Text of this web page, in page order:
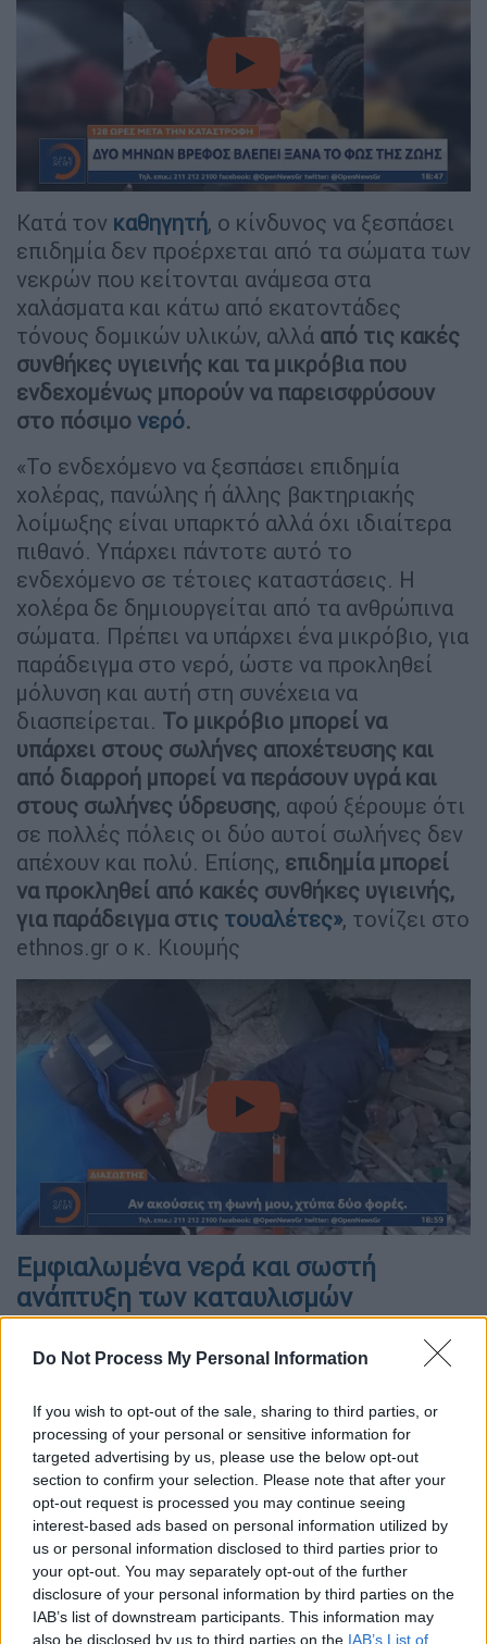
Do Not Process My Personal Information
If you wish to opt-out of the sale, sharing to third parties, or
processing of your personal or sensitive information for
targeted advertising by us, please use the below opt-out
section to confirm your selection. Please note that after your
opt-out request is processed you may continue seeing
interest-based ads based on personal information utilized by
us or personal information disclosed to third parties prior to
your opt-out. You may separately opt-out of the further
disclosure of your personal information by third parties on the
IAB’s list of downstream participants. This information may
also be disclosed by us to third parties on the IAB’s List of
video
Κατά τον καθηγητή, ο κίνδυνος να ξεσπάσει
επιδημία δεν προέρχεται από τα σώματα των
νεκρών που κείτονται ανάμεσα στα
χαλάσματα και κάτω από εκατοντάδες
τόνους δομικών υλικών, αλλά από τις κακές
συνθήκες υγιεινής και τα μικρόβια που
ενδεχομένως μπορούν να παρεισφρύσουν
στο πόσιμο νερό.
«Το ενδεχόμενο να ξεσπάσει επιδημία
χολέρας, πανώλης ή άλλης βακτηριακής
λοίμωξης είναι υπαρκτό αλλά όχι ιδιαίτερα
πιθανό. Υπάρχει πάντοτε αυτό το
ενδεχόμενο σε τέτοιες καταστάσεις. Η
χολέρα δε δημιουργείται από τα ανθρώπινα
σώματα. Πρέπει να υπάρχει ένα μικρόβιο, για
παράδειγμα στο νερό, ώστε να προκληθεί
μόλυνση και αυτή στη συνέχεια να
διασπείρεται. Το μικρόβιο μπορεί να
υπάρχει στους σωλήνες αποχέτευσης και
από διαρροή μπορεί να περάσουν υγρά και
στους σωλήνες ύδρευσης, αφού ξέρουμε ότι
σε πολλές πόλεις οι δύο αυτοί σωλήνες δεν
απέχουν και πολύ. Επίσης, επιδημία μπορεί
να προκληθεί από κακές συνθήκες υγιεινής,
για παράδειγμα στις τουαλέτες», τονίζει στο
ethnos.gr ο κ. Κιουμής
video
Εμφιαλωμένα νερά και σωστή
ανάπτυξη των καταυλισμών
Ο ίδιος σημειώνει ότι έχει πολύ μεγάλη
σημασία η στάση του τουρκικού κράτους
στην αντιμετώπιση των σεσμόπληκτων,
προκειμένου να αποφευχθεί ο κίνδυνος
εμφάνισης και εξάπλωσης επιδημίας. Όπως
υποστηρίζει,είναι απαραίτητο να διανέμεται
εμφιαλωμένο νερό στους σεισμόπληκτους
και να διασφαλιστεί απαραιτήτως ότι οι
συνθήκες υγιεινής, κυρίως στις τουαλέτες,
θα είναι τουλάχιστον αποδεκτές αν όχι οι
κανονικές.